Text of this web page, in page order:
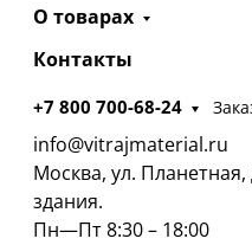
О товарах
Контакты
+7 800 700-68-24
info@vitrajmaterial.ru
Москва, ул.
здания.
Пн—Пт 8:30 – 18:00